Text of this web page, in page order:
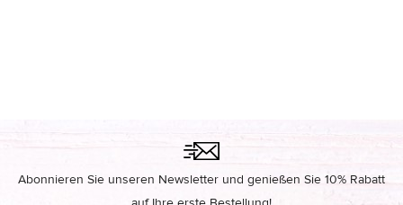
Abonnieren Sie unseren Newsletter und genießen Sie 10% Rabatt